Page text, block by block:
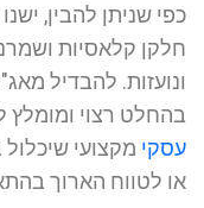
כפי שניתן להבין,
חלקן קלאסיות
ונועזות. להבדיל
בהחלט רצוי ומומלץ
עסקי מקצועי שיכלול
או לטווח הארוך